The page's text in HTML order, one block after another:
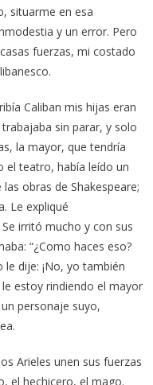
situarme en esa
y un error. Pero
fuerzas, mi costado
Caliban mis hijas eran
sin parar, y solo
la mayor, que tendría
el teatro, había leído un
obras de Shakespeare;
Le expliqué
irritó mucho y con sus
“¿Como haces eso?
le dije: ¡No, yo también
estoy rindiendo el mayor
personaje suyo,
Arieles unen sus fuerzas
el hechicero, el mago.